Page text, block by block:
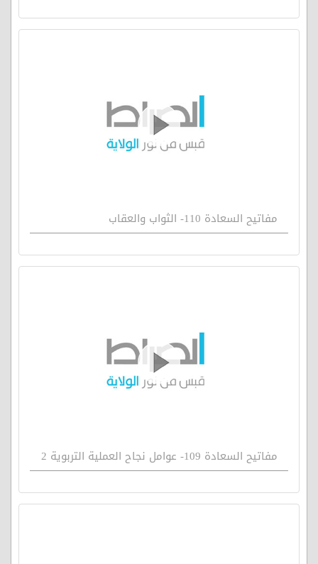
مفاتيح السعادة 110- الثواب والعقاب
مفاتيح السعادة 109- عوامل نجاح العملية التربوية 2